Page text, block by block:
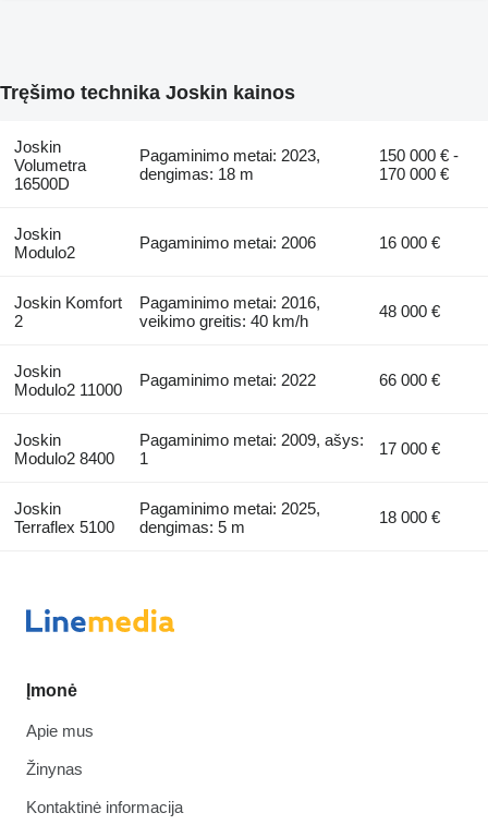
Tręšimo technika Joskin kainos
Joskin
Volumetra
16500D
Pagaminimo metai: 2023,
dengimas: 18 m
150 000 € -
170 000 €
Joskin
Modulo2
Pagaminimo metai: 2006 16 000 €
Joskin Komfort
2
Pagaminimo metai: 2016,
veikimo greitis: 40 km/h
48 000 €
Joskin
Modulo2 11000
Pagaminimo metai: 2022 66 000 €
Joskin
Modulo2 8400
Pagaminimo metai: 2009, ašys:
1
17 000 €
Joskin
Terraflex 5100
Pagaminimo metai: 2025,
dengimas: 5 m
18 000 €
Įmonė
Apie mus
Žinynas
Kontaktinė informacija